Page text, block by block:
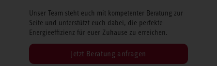
Unser Team steht euch mit kompetenter Beratung zur
Seite und unterstützt euch dabei, die perfekte
Energieeffizienz für euer Zuhause zu erreichen.
Jetzt Beratung anfragen